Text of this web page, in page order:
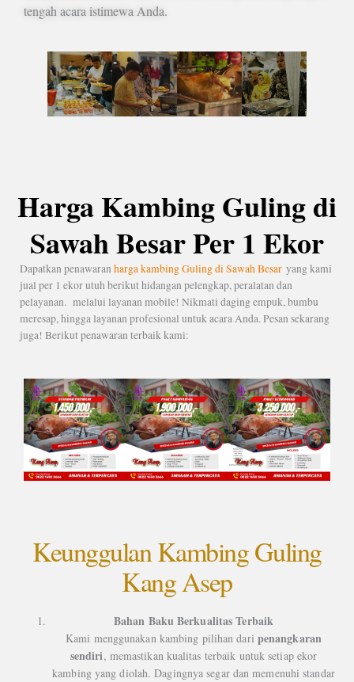
tengah acara istimewa Anda.
Harga Kambing Guling di
Sawah Besar Per 1 Ekor
Dapatkan penawaran harga kambing Guling di Sawah Besar yang kami
jual per 1 ekor utuh berikut hidangan pelengkap, peralatan dan
pelayanan. melalui layanan mobile! Nikmati daging empuk, bumbu
meresap, hingga layanan profesional untuk acara Anda. Pesan sekarang
juga! Berikut penawaran terbaik kami:
Keunggulan Kambing Guling
Kang Asep
Bahan Baku Berkualitas Terbaik
Kami menggunakan kambing pilihan dari penangkaran
sendiri, memastikan kualitas terbaik untuk setiap ekor
kambing yang diolah. Dagingnya segar dan memenuhi standar